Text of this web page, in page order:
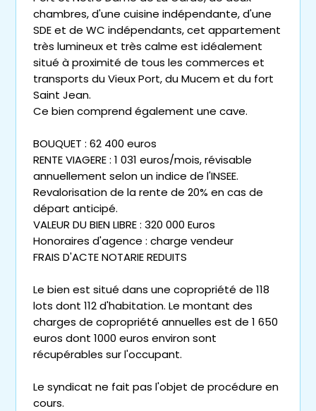
chambres, d'une cuisine indépendante, d'une
SDE et de WC indépendants, cet appartement
très lumineux et très calme est idéalement
situé à proximité de tous les commerces et
transports du Vieux Port, du Mucem et du fort
Saint Jean.
Ce bien comprend également une cave.
BOUQUET : 62 400 euros
RENTE VIAGERE : 1 031 euros/mois, révisable
annuellement selon un indice de l'INSEE.
Revalorisation de la rente de 20% en cas de
départ anticipé.
VALEUR DU BIEN LIBRE : 320 000 Euros
Honoraires d'agence : charge vendeur
FRAIS D'ACTE NOTARIE REDUITS
Le bien est situé dans une copropriété de 118
lots dont 112 d'habitation. Le montant des
charges de copropriété annuelles est de 1 650
euros dont 1000 euros environ sont
récupérables sur l'occupant.
Le syndicat ne fait pas l'objet de procédure en
cours.